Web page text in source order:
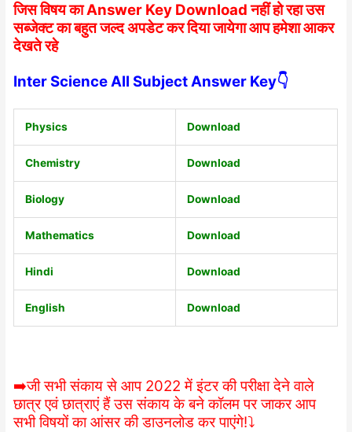
जिस विषय का Answer Key Download नहीं हो रहा उस
सब्जेक्ट का बहुत जल्द अपडेट कर दिया जायेगा आप हमेशा आकर
देखते रहे
Inter Science All Subject Answer Key👇
Physics Download
Chemistry Download
Biology Download
Mathematics Download
Hindi Download
English Download
➡️जी सभी संकाय से आप 2022 में इंटर की परीक्षा देने वाले
छात्र एवं छात्राएं हैं उस संकाय के बने कॉलम पर जाकर आप
सभी विषयों का आंसर की डाउनलोड कर पाएंगे!⤵️